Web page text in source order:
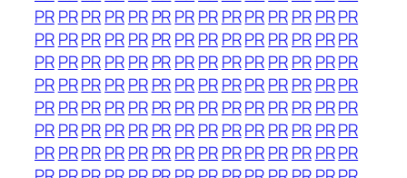
PRPRPRPRPR PRPRPRPRPRPRPR PRPR
PRPRPRPRPR PRPRPRPRPRPRPR PRPR
PRPRPRPRPR PRPRPRPRPRPRPR PRPR
PRPRPRPRPR PRPRPRPRPRPRPR PRPR
PRPRPRPRPR PRPRPRPRPRPRPR PRPR
PRPRPRPRPR PRPRPRPRPRPRPR PRPR
PRPRPRPRPR PRPRPRPRPRPRPR PRPR